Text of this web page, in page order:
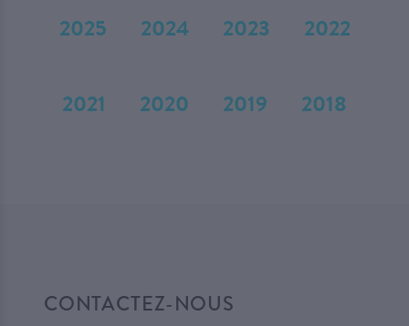
2025 2024 2023 2022
2021 2020 2019 2018
CONTACTEZ-NOUS